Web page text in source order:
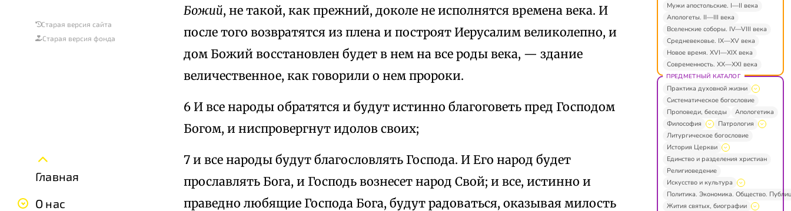
Старая версия сайта
Старая версия фонда
Главная
О нас
Божий, не такой, как прежний, доколе не исполнятся времена века. И
после того возвратятся из плена и построят Иерусалим великолепно, и
дом Божий восстановлен будет в нем на все роды века, — здание
величественное, как говорили о нем пророки.
6 И все народы обратятся и будут истинно благоговеть пред Господом
Богом, и ниспровергнут идолов своих;
7 и все народы будут благословлять Господа. И Его народ будет
прославлять Бога, и Господь вознесет народ Свой; и все, истинно и
праведно любящие Господа Бога, будут радоваться, оказывая милость
Мужи апостольские. I—II века
Апологеты. II—III века
Вселенские соборы. IV—VIII века
Средневековье. IX—XV века
Новое время. XVI—XIX века
Современность. XX—XXI века
ПРЕДМЕТНЫЙ КАТАЛОГ
Практика духовной жизни
Систематическое богословие
Проповеди, беседы
Апологетика
Философия
Патрология
Литургическое богословие
История Церкви
Единство и разделения христиан
Религиоведение
Искусство и культура
Политика. Экономика. Общество.
Жития святых, биографии